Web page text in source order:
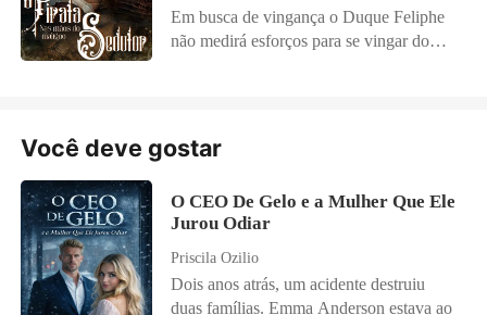
temporário para poder conseguir terminar
a faculdade, ser babá de uma fofura de
Em busca de vingança o Duque Feliphe
não medirá esforços para se vingar do
Você deve gostar
O CEO De Gelo e a Mulher Que Ele
Jurou Odiar
Priscila Ozilio
Dois anos atrás, um acidente destruiu
duas famílias. Emma Anderson estava ao